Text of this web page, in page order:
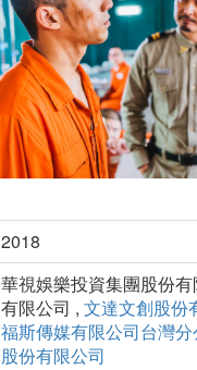
2018
華視娛樂投資集團股份
有限公司 , 文達文創股份
福斯傳媒有限公司台灣分
股份有限公司